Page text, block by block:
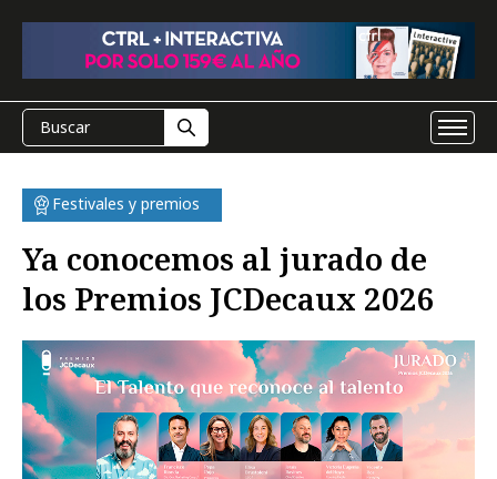
Festivales y premios
Ya conocemos al jurado de
los Premios JCDecaux 2026